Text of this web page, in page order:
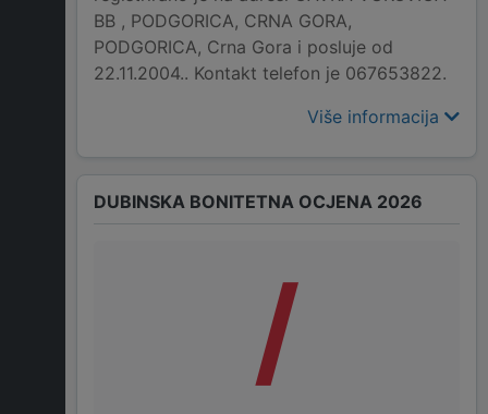
BB , PODGORICA, CRNA GORA,
PODGORICA, Crna Gora i posluje od
22.11.2004.. Kontakt telefon je 067653822.
Više informacija
DUBINSKA BONITETNA OCJENA 2026
/